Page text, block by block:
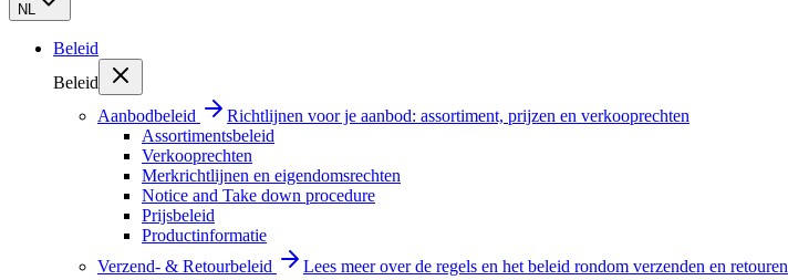
NL
Beleid
Beleid
Aanbodbeleid
Richtlijnen voor je aanbod: assortiment, prijzen en verkooprechten
Assortimentsbeleid
Verkooprechten
Merkrichtlijnen en eigendomsrechten
Notice and Take down procedure
Prijsbeleid
Productinformatie
Verzend- & Retourbeleid
Lees meer over de regels en het beleid rondom verzenden en retouren